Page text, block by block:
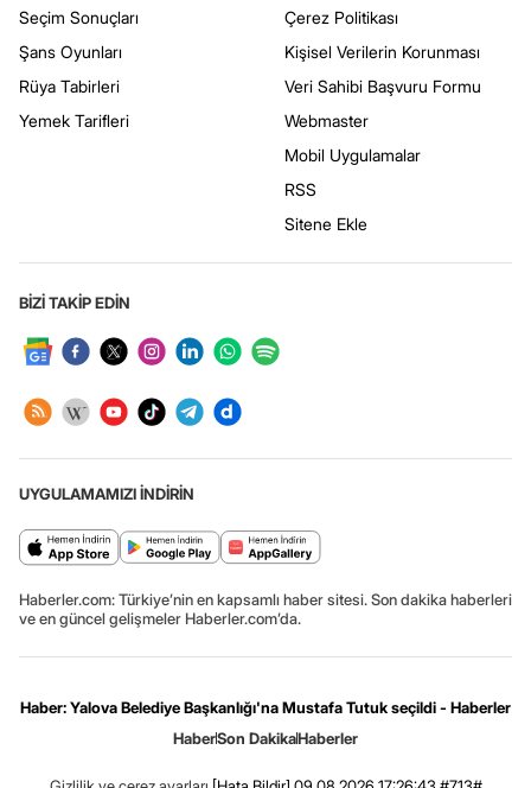
Seçim Sonuçları
Şans Oyunları
Rüya Tabirleri
Yemek Tarifleri
Çerez Politikası
Kişisel Verilerin Korunması
Veri Sahibi Başvuru Formu
Webmaster
Mobil Uygulamalar
RSS
Sitene Ekle
BİZİ TAKİP EDİN
UYGULAMAMIZI İNDİRİN
Haberler.com: Türkiye’nin en kapsamlı haber sitesi. Son dakika haberleri
ve en güncel gelişmeler Haberler.com’da.
Haber: Yalova Belediye Başkanlığı'na Mustafa Tutuk seçildi - Haberler
HaberSon DakikaHaberler